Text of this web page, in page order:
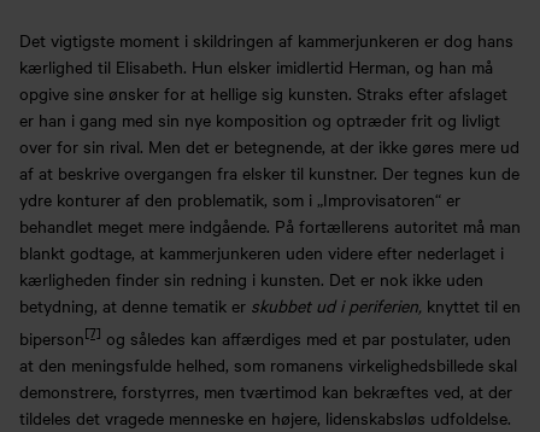
Det vigtigste moment i skildringen af kammerjunkeren er dog hans
kærlighed til Elisabeth. Hun elsker imidlertid Herman, og han må
opgive sine ønsker for at hellige sig kunsten. Straks efter afslaget
er han i gang med sin nye komposition og optræder frit og livligt
over for sin rival. Men det er betegnende, at der ikke gøres mere ud
af at beskrive overgangen fra elsker til kunstner. Der tegnes kun de
ydre konturer af den problematik, som i „Improvisatoren“ er
behandlet meget mere indgående. På fortællerens autoritet må man
blankt godtage, at kammerjunkeren uden videre efter nederlaget i
kærligheden finder sin redning i kunsten. Det er nok ikke uden
betydning, at denne tematik er skubbet ud i periferien, knyttet til en
biperson[7] og således kan affærdiges med et par postulater, uden
at den meningsfulde helhed, som romanens virkelighedsbillede skal
demonstrere, forstyrres, men tværtimod kan bekræftes ved, at der
tildeles det vragede menneske en højere, lidenskabsløs udfoldelse.